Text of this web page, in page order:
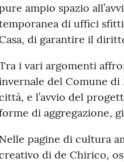
ampio spazio
di uffici sfitti
di garantire il
i vari argomenti
del Comune
e l’avvio del
di aggregazione,
Nelle pagine di cultura
di de Chirico,